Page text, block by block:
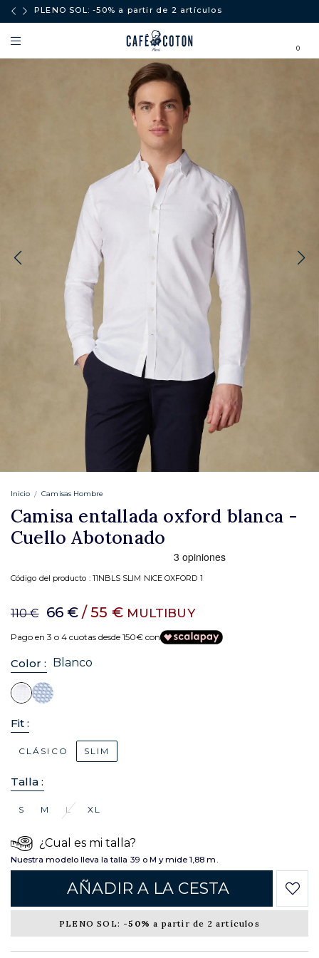
a PLENO SOL: -50% a partir de 2 artículos
0
Inicio Camisas Hombre
Camisa entallada oxford blanca -
Cuello Abotonado
Código del producto : 11NBLS SLIM NICE OXFORD 1
110 € 66 € / 55 € MULTIBUY
Pago en 3 o 4 cuotas desde 150€ con
Color : Blanco
Fit :
CLÁSICO SLIM
Talla :
S M L XL
¿Cual es mi talla?
Nuestra modelo lleva la talla 39 o M y mide 1,88 m.
AÑADIR A LA CESTA
PLENO SOL: -50% a partir de 2 artículos